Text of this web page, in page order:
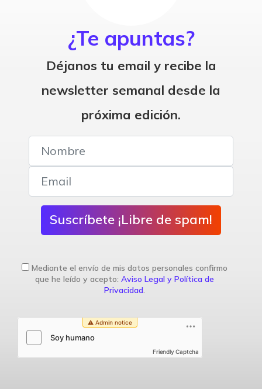
¿Te apuntas?
Déjanos tu email y recibe la
newsletter semanal desde la
próxima edición.
Suscríbete ¡Libre de spam!
Mediante el envío de mis datos personales confirmo
que he leído y acepto: Aviso Legal y Política de
Privacidad.
Friendly Captcha